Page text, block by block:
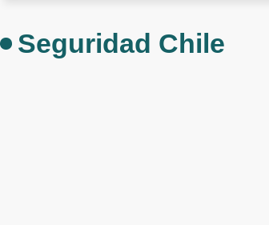
Seguridad Chile